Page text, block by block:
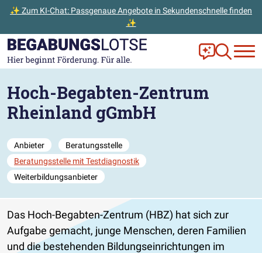
✨ Zum KI-Chat: Passgenaue Angebote in Sekundenschnelle finden
✨
Zum Hauptinhalt der Seite springen
Zur Startseite gehen Frag Ella!
Zur
Hoch-Begabten-Zentrum
Rheinland gGmbH
Anbieter
Beratungsstelle
Beratungsstelle mit Testdiagnostik
Weiterbildungsanbieter
Das Hoch-Begabten-Zentrum (HBZ) hat sich zur
Aufgabe gemacht, junge Menschen, deren Familien
und die bestehenden Bildungseinrichtungen im